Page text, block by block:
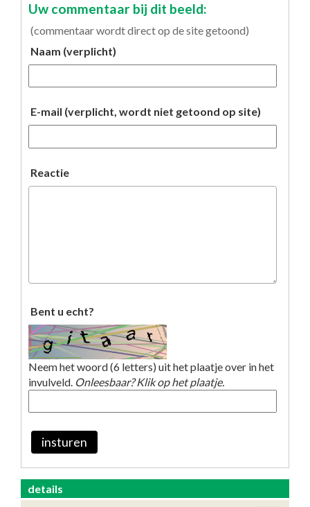
Uw commentaar bij dit beeld:
(commentaar wordt direct op de site getoond)
Naam (verplicht)
E-mail (verplicht, wordt niet getoond op site)
Reactie
Bent u echt?
Neem het woord (6 letters) uit het plaatje over in het
invulveld. Onleesbaar? Klik op het plaatje.
insturen
details